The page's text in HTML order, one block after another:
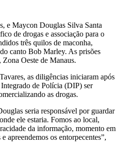
e Maycon Douglas Silva Santa
de drogas e associação para o
três quilos de maconha,
canto Bob Marley. As prisões
Oeste de Manaus.
as diligências iniciaram após
de Polícia (DIP) ser
as drogas.
seria responsável por guardar
ele estaria. Fomos ao local,
da informação, momento em
apreendemos os entorpecentes”,